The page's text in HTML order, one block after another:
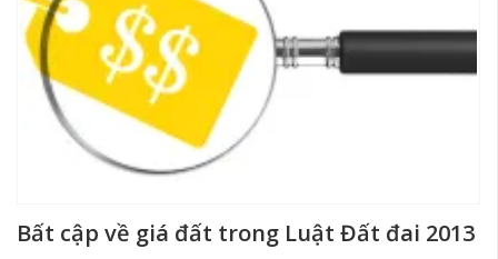
Bất cập về giá đất trong Luật Đất đai 2013